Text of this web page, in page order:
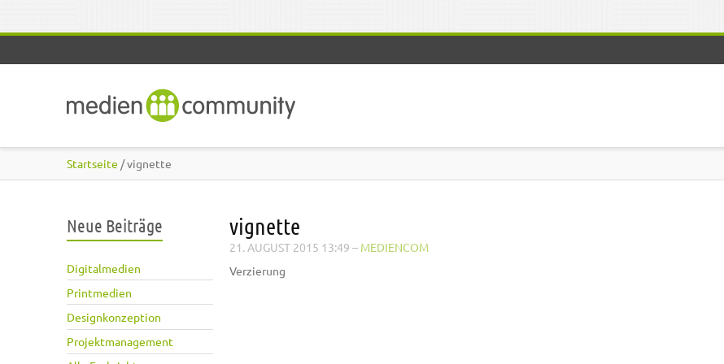
Startseite / vignette
Neue Beiträge
Digitalmedien
Printmedien
Designkonzeption
Projektmanagement
vignette
21. AUGUST 2015 13:49 – MEDIENCOM
Verzierung